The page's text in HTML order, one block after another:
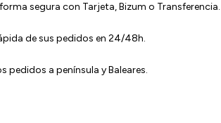
segura con Tarjeta, Bizum o Transferencia.
de sus pedidos en 24/48h.
pedidos a península y Baleares.